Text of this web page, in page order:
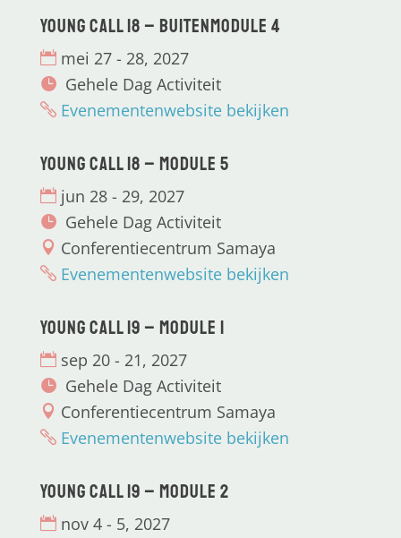
Young CALL 18 – Buitenmodule 4
mei 27 - 28, 2027
Gehele Dag Activiteit
Evenementenwebsite bekijken
Young CALL 18 – Module 5
jun 28 - 29, 2027
Gehele Dag Activiteit
Conferentiecentrum Samaya
Evenementenwebsite bekijken
Young CALL 19 – Module 1
sep 20 - 21, 2027
Gehele Dag Activiteit
Conferentiecentrum Samaya
Evenementenwebsite bekijken
Young CALL 19 – Module 2
nov 4 - 5, 2027